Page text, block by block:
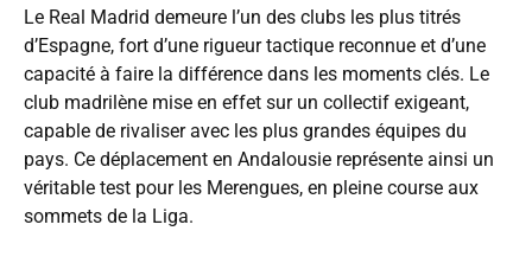
Le Real Madrid demeure l’un des clubs les plus titrés
d’Espagne, fort d’une rigueur tactique reconnue et d’une
capacité à faire la différence dans les moments clés. Le
club madrilène mise en effet sur un collectif exigeant,
capable de rivaliser avec les plus grandes équipes du
pays. Ce déplacement en Andalousie représente ainsi un
véritable test pour les Merengues, en pleine course aux
sommets de la Liga.